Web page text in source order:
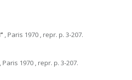
, Paris 1970 , repr. p. 3-207.
, Paris 1970 , repr. p. 3-207.